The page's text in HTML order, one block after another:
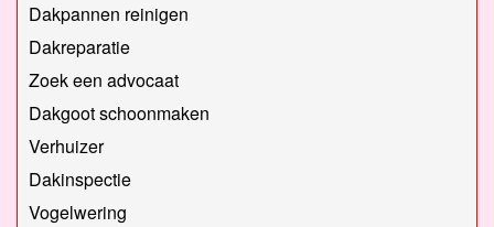
Dakpannen reinigen
Dakreparatie
Zoek een advocaat
Dakgoot schoonmaken
Verhuizer
Dakinspectie
Vogelwering